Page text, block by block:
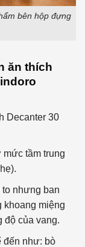
bên hộp đựng
ăn thích
Decanter 30
tầm trung
nhưng ban
khoang miệng
độ của vang.
đến như: bò